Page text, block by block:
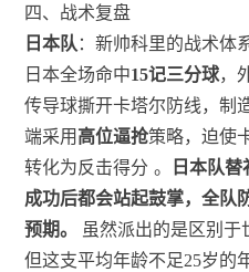
四、战术复盘
日本队 ：新帅科里的战术体
日本全场命中15记三分球，
传导球撕开卡塔尔防线，制
端采用 高位逼抢策略，迫使
转化为反击得分 。
日本队
成功后都会站起鼓掌，全队
预期。
虽然派出的是区别于
但这支平均年龄不足25岁的